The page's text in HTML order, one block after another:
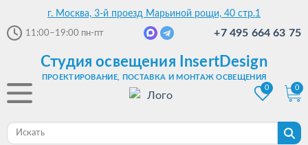
г. Москва, 3-й проезд Марьиной рощи, 40 стр.1
11:00–19:00 пн-пт +7 495 664 63 75
Студия освещения InsertDesign
ПРОЕКТИРОВАНИЕ, ПОСТАВКА И МОНТАЖ ОСВЕЩЕНИЯ
0
0